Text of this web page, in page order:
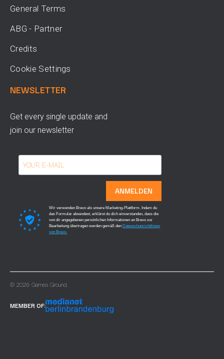
General Terms
ABG - Partner
Credits
Cookie Settings
NEWSLETTER
Get every single update and
join our newsletter
ANMELDEN
Wir verwenden Brevo als unsere Marketing-Plattform. Indem du
das Formular absendest, erklärst du dich einverstanden, dass die
von dir angegebenen persönlichen Informationen an Brevo zur
Bearbeitung übertragen werden gemäß den Datenschutzrichtlinien
von Brevo.
© 2026 Games Ground.
MEMBER OF: